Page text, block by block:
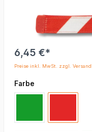
6,45 €*
Preise inkl. MwSt. zzgl.
Farbe